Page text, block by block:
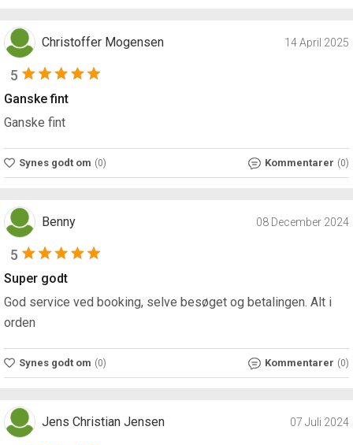
Christoffer Mogensen 14 April 2025
5
Ganske fint
Ganske fint
Synes godt om (0) Kommentarer (0)
Benny 08 December 2024
5
Super godt
God service ved booking, selve besøget og betalingen. Alt i
orden
Synes godt om (0) Kommentarer (0)
Jens Christian Jensen 07 Juli 2024